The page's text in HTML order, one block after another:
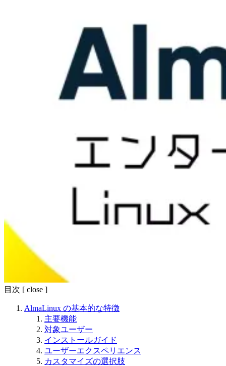
目次 [ close ]
AlmaLinux の基本的な特徴
主要機能
対象ユーザー
インストールガイド
ユーザーエクスペリエンス
カスタマイズの選択肢